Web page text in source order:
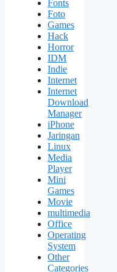
Fonts
Foto
Games
Hack
Horror
IDM
Indie
Internet
Internet
Download
Manager
iPhone
Jaringan
Linux
Media
Player
Mini
Games
Movie
multimedia
Office
Operating
System
Other
Categories